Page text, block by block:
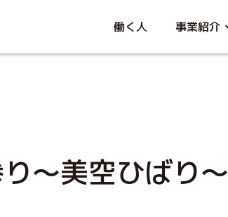
働く人 事業紹介
～美空ひばり～